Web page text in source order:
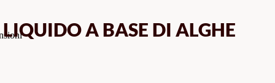
A BASE DI ALGHE